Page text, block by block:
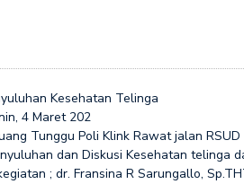
Kesehatan Telinga
4 Maret 202
Tunggu Poli Klink Rawat jalan
dan Diskusi Kesehatan telinga
; dr. Fransina R Sarungallo,